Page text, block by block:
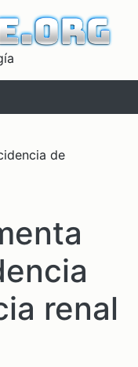
de
renal